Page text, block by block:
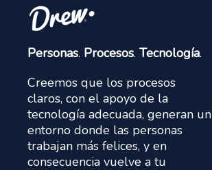
Personas. Procesos. Tecnología.
Creemos que los procesos
claros, con el apoyo de la
tecnología adecuada, generan un
entorno donde las personas
trabajan más felices, y en
consecuencia vuelve a tu